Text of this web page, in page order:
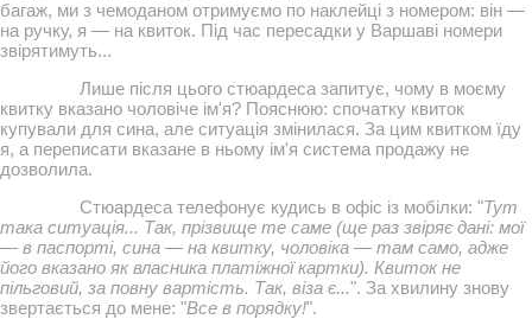
багаж, ми з чемоданом отримуємо по наклейці з номером: він —
на ручку, я — на квиток. Під час пересадки у Варшаві номери
звірятимуть...
Лише після цього стюардеса запитує, чому в моєму
квитку вказано чоловіче ім'я? Пояснюю: спочатку квиток
купували для сина, але ситуація змінилася. За цим квитком їду
я, а переписати вказане в ньому ім'я система продажу не
дозволила.
Стюардеса телефонує кудись в офіс із мобілки: "Тут
така ситуація... Так, прізвище те саме (ще раз звіряє дані: мої
— в паспорті, сина — на квитку, чоловіка — там само, адже
його вказано як власника платіжної картки). Квиток не
пільговий, за повну вартість. Так, віза є...". За хвилину знову
звертається до мене: "Все в порядку!".